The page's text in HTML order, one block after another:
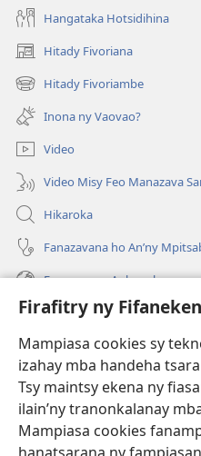
Firafitry ny
Mampiasa cookies sy
izahay mba handeha
Tsy maintsy ekena ny
ilain’ny tranonkalanay
Mampiasa cookies
Hangataka Hotsidihina
Hitady Fivoriana
(manokatra
rohy) Hitady Fivoriambe
(manokatra
rohy) Inona ny Vaovao?
Video
Video Misy Feo Manazava
Hikaroka
Fanazavana ho An’ny
Fanazavana Ankapobeny
Fanampiana
Fanomezana
(manokatra
rohy)
FITEHIRIZAM-BOKIN’NY
(manokatra
rohy)
JW Hub